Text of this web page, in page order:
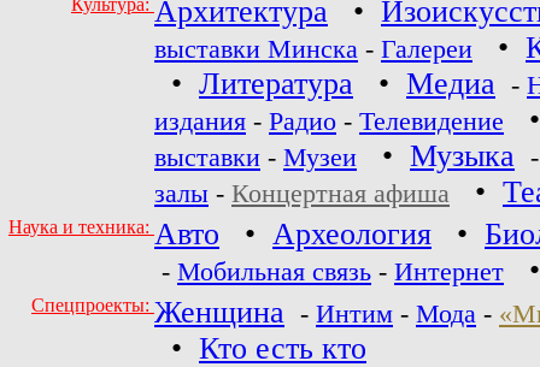
Культура: Архитектура •
выставки Минска - Галереи •
• Литература • Медиа -
издания - Радио - Телевидение
выставки - Музеи • Музыка
залы - Концертная афиша •
Наука и техника: Авто • Археология •
- Мобильная связь - Интернет
Спецпроекты: Женщина - Интим - Мода -
• Кто есть кто